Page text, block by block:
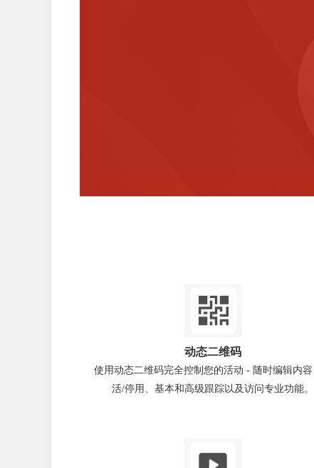
动态二维码
使用动态二维码完全控制您的活动 - 随时编辑内容
活/停用、基本和高级跟踪以及访问专业功能。